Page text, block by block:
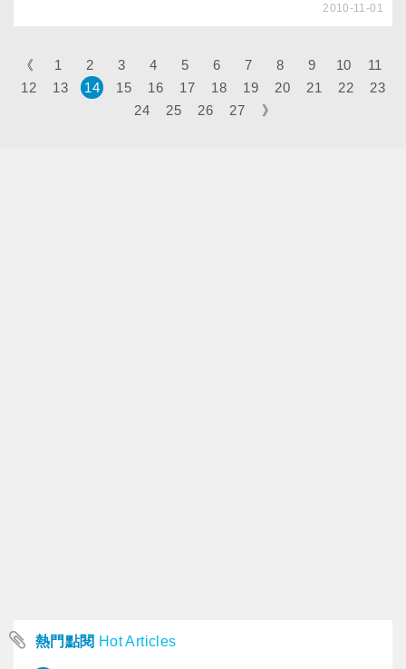
級巧克力，要一輩子享受這幸福的苦甜滋
2010-11-01
《 1 2 3 4 5 6 7 8 9 10
11
12
13 14 15 16 17 18 19 20 21 22
23
24
25 26 27 》
熱門點閱 Hot Articles